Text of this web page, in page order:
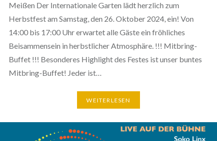
Meißen Der Internationale Garten lädt herzlich zum
Herbstfest am Samstag, den 26. Oktober 2024, ein! Von
14:00 bis 17:00 Uhr erwartet alle Gäste ein fröhliches
Beisammensein in herbstlicher Atmosphäre. !!! Mitbring-
Buffet !!! Besonderes Highlight des Festes ist unser buntes
Mitbring-Buffet! Jeder ist…
WEITERLESEN